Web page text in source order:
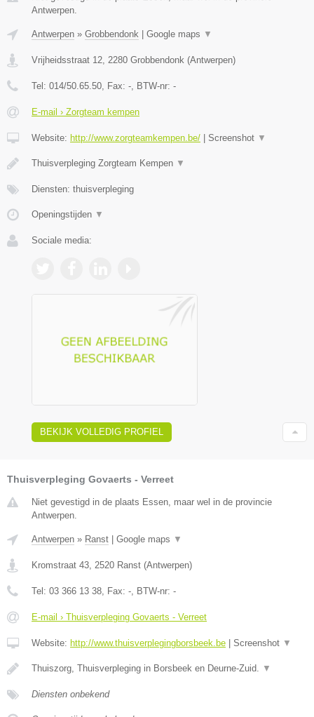
Antwerpen.
Antwerpen » Grobbendonk Google maps ▼
Vrijheidsstraat 12, 2280 Grobbendonk (Antwerpen)
Tel: 014/50.65.50, Fax: -, BTW-nr: -
E-mail › Zorgteam kempen
Website: http://www.zorgteamkempen.be/ Screenshot ▼
Thuisverpleging Zorgteam Kempen ▼
Diensten: thuisverpleging
Openingstijden ▼
Sociale media:
BEKIJK VOLLEDIG PROFIEL
Thuisverpleging Govaerts - Verreet
Niet gevestigd in de plaats Essen, maar wel in de provincie
Antwerpen.
Antwerpen » Ranst Google maps ▼
Kromstraat 43 2520 Ranst (Antwerpen)
Tel: 03 366 13 38 , Fax: - , BTW-nr: -
E-mail › Thuisverpleging Govaerts - Verreet
Website: http://www.thuisverplegingborsbeek.be Screenshot ▼
Thuiszorg, Thuisverpleging in Borsbeek en Deurne-Zuid. ▼
Diensten onbekend